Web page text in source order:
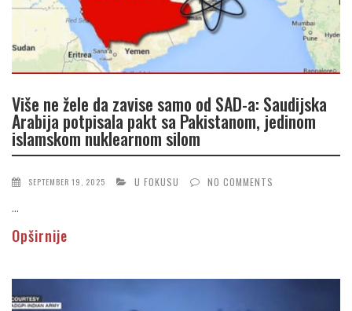
Više ne žele da zavise samo od SAD-a: Saudijska
Arabija potpisala pakt sa Pakistanom, jedinom
islamskom nuklearnom silom
SEPTEMBER 19, 2025 U FOKUSU NO COMMENTS
...
Opširnije